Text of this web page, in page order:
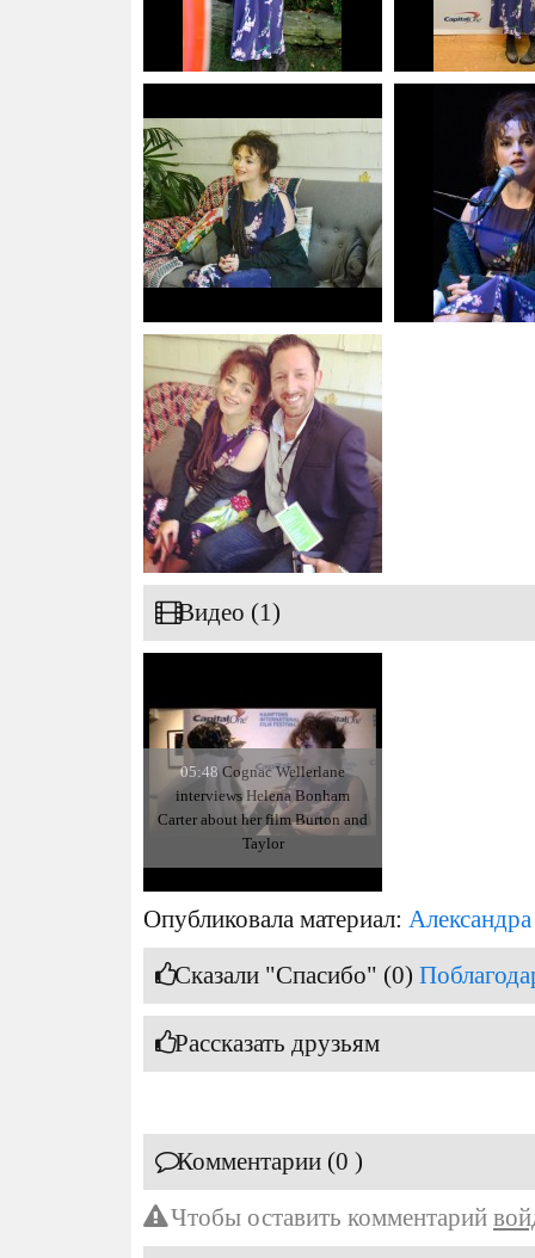
Видео (1)
05:48Cognac Wellerlane
interviews Helena Bonham
Carter about her film Burton and
Taylor
Опубликовала материал:
Сказали "Спасибо" (0)
Рассказать друзьям
Комментарии (0 )
Чтобы оставить комментарий